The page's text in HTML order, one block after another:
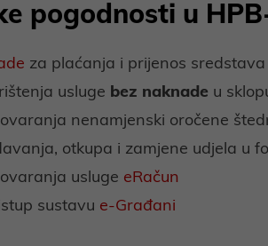
pogodnosti u
za plaćanja i prijenos sredstava
usluge bez naknade u
nenamjenski oročene
otkupa i zamjene udjela u
usluge eRačun
sustavu e-Građani